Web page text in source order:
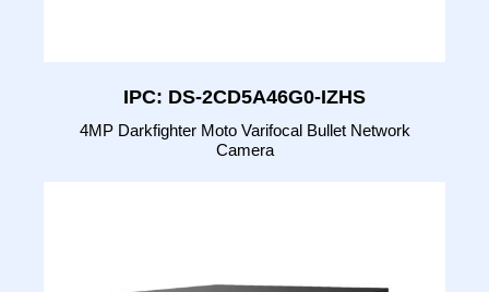
IPC: DS-2CD5A46G0-IZHS
4MP Darkfighter Moto Varifocal Bullet Network
Camera